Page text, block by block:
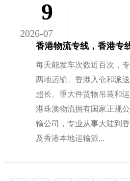
9
2026-07
香港物流专线，香港专
每天能发车次数近百次，
两地运输、香港入仓和派
超长、重大件货物吊装和
港珠澳物流拥有国家正规
输公司，专业从事大陆到
及香港本地运输派...